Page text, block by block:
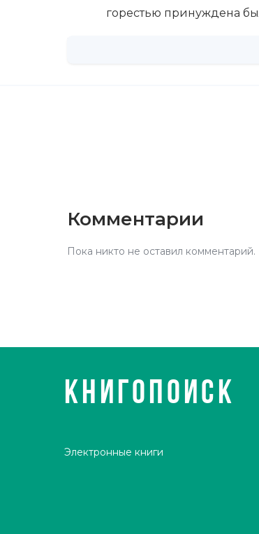
горестью принуждена
Комментарии
Пока никто не оставил
КНИГОПОИСК
Электронные книги